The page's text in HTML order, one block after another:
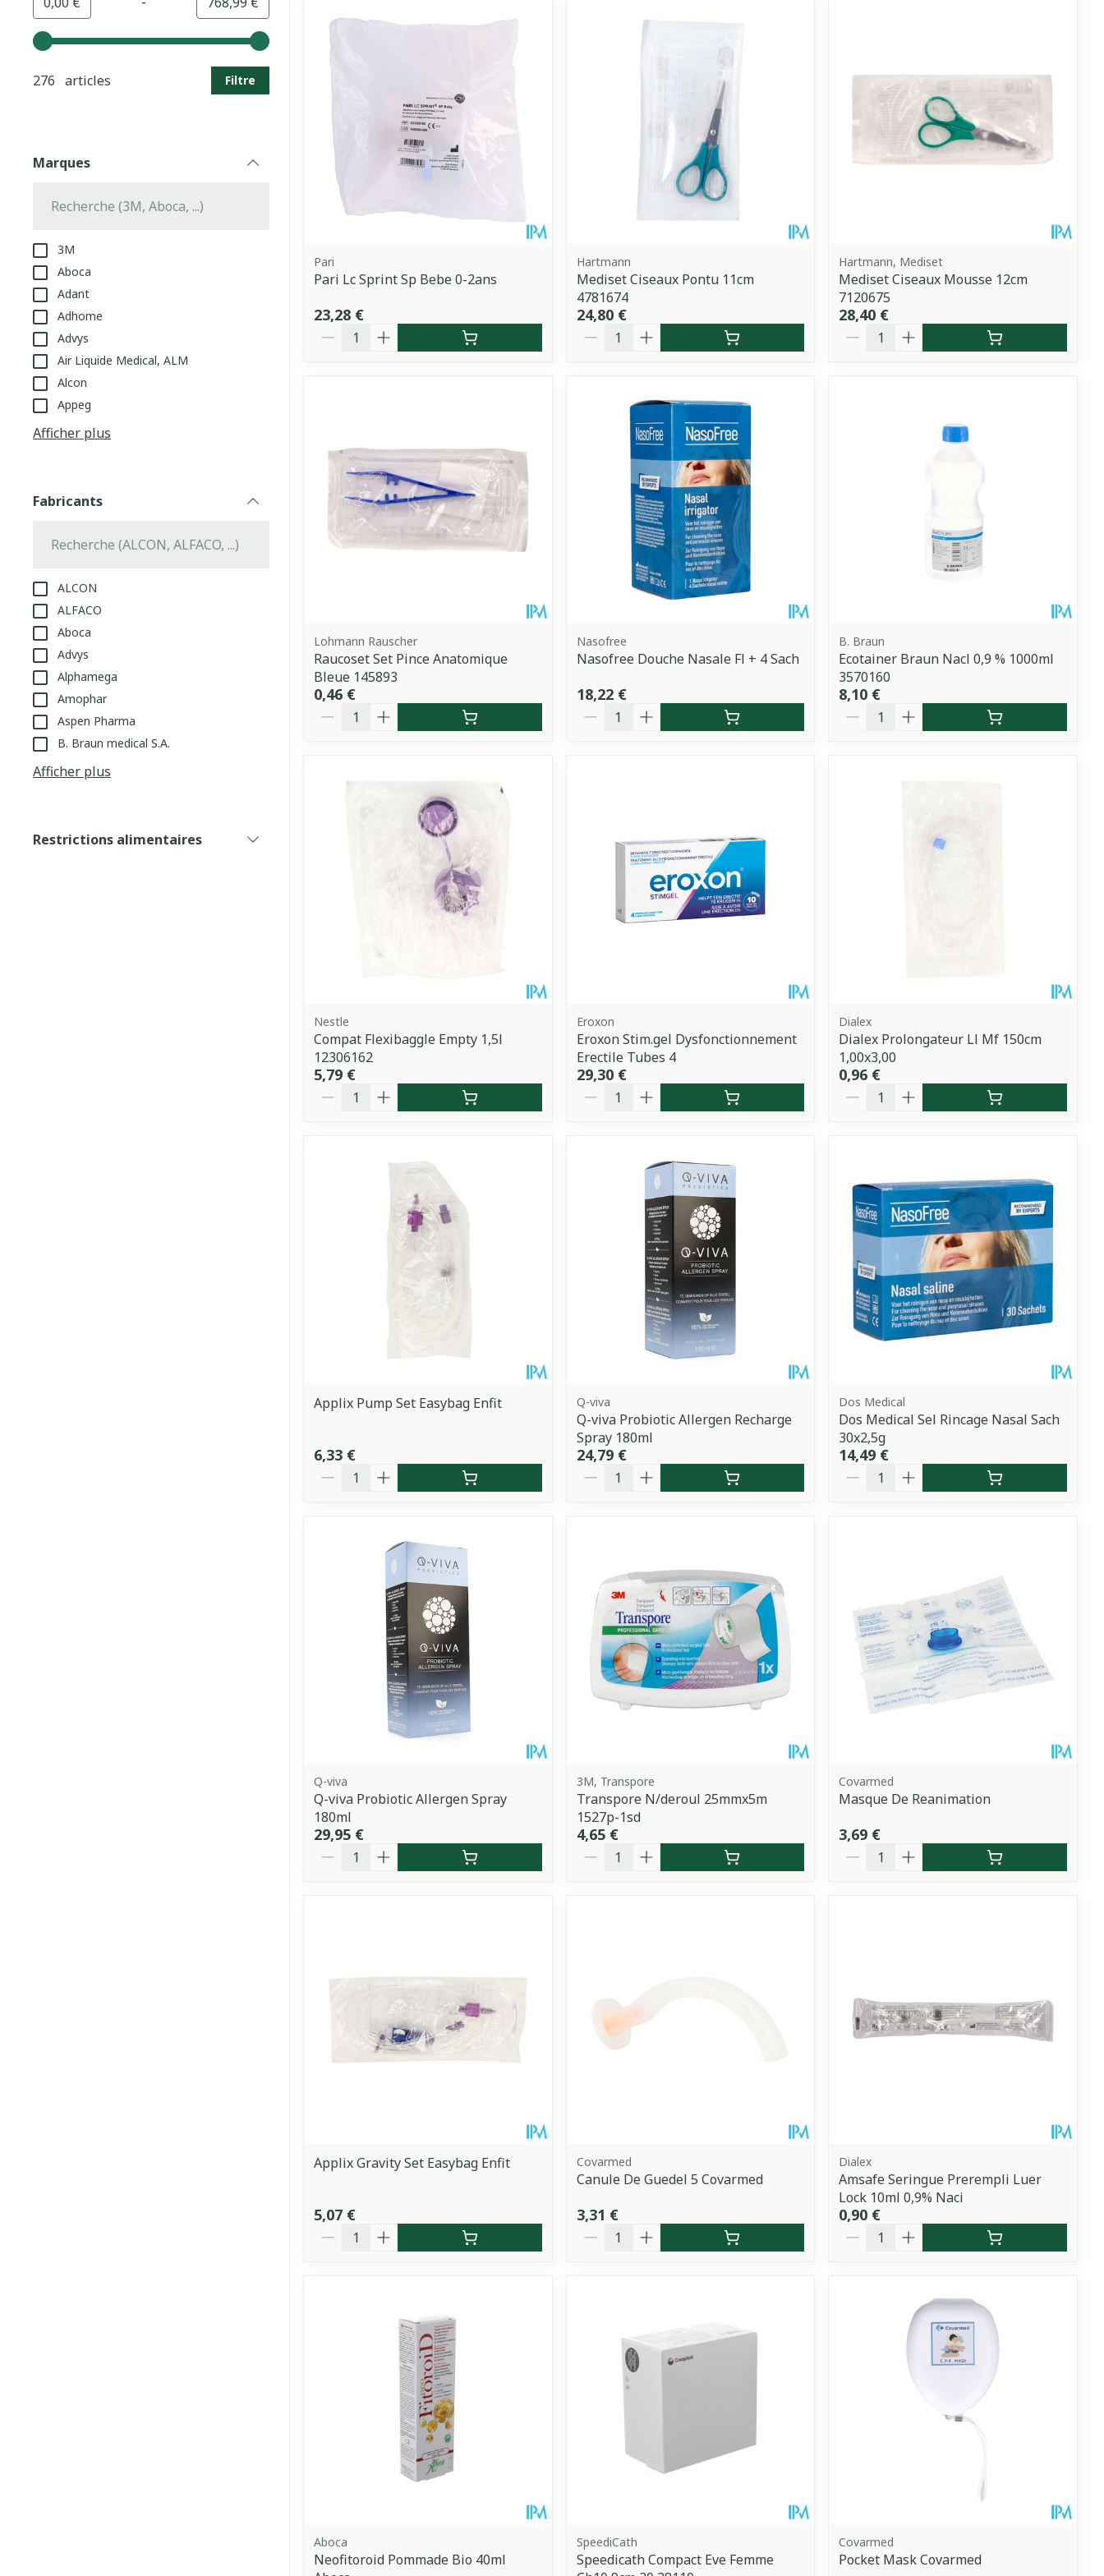
Utilisez les touches fléchées gauche et droite pour ajuster les valeurs minimales et maximales du prix.
276 articles
Filtre
Marques
3M
Aboca
Adant
Adhome
Advys
Air Liquide Medical, ALM
Alcon
Appeg
Afficher plus
Fabricants
ALCON
ALFACO
Aboca
Advys
Alphamega
Amophar
Aspen Pharma
B. Braun medical S.A.
Afficher plus
Restrictions alimentaires
Pari
Pari Lc Sprint Sp Bebe 0-2ans
23,28 €
Quantité
Hartmann
Mediset Ciseaux Pontu 11cm
4781674
24,80 €
Quantité
Hartmann, Mediset
Mediset Ciseaux Mousse 12cm
7120675
28,40 €
Quantité
Lohmann Rauscher
Raucoset Set Pince Anatomique
Bleue 145893
0,46 €
Quantité
Nasofree
Nasofree Douche Nasale Fl + 4 Sach
18,22 €
Quantité
B. Braun
Ecotainer Braun Nacl 0,9 % 1000ml
3570160
8,10 €
Quantité
Nestle
Compat Flexibaggle Empty 1,5l
12306162
5,79 €
Quantité
Eroxon
Eroxon Stim.gel Dysfonctionnement
Erectile Tubes 4
29,30 €
Quantité
Dialex
Dialex Prolongateur Ll Mf 150cm
1,00x3,00
0,96 €
Quantité
Applix Pump Set Easybag Enfit
6,33 €
Quantité
Q-viva
Q-viva Probiotic Allergen Recharge
Spray 180ml
24,79 €
Quantité
Dos Medical
Dos Medical Sel Rincage Nasal Sach
30x2,5g
14,49 €
Quantité
Q-viva
Q-viva Probiotic Allergen Spray
180ml
29,95 €
Quantité
3M, Transpore
Transpore N/deroul 25mmx5m
1527p-1sd
4,65 €
Quantité
Covarmed
Masque De Reanimation
3,69 €
Quantité
Applix Gravity Set Easybag Enfit
5,07 €
Quantité
Covarmed
Canule De Guedel 5 Covarmed
3,31 €
Quantité
Dialex
Amsafe Seringue Prerempli Luer
Lock 10ml 0,9% Naci
0,90 €
Quantité
Aboca
Neofitoroid Pommade Bio 40ml
SpeediCath
Speedicath Compact Eve Femme
Covarmed
Pocket Mask Covarmed